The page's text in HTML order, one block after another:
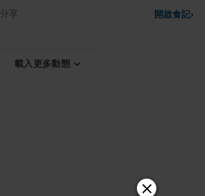
分享 開啟食記›
載入更多動態